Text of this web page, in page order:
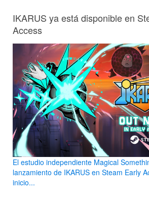
IKARUS ya está disponible en
Access
El estudio independiente Magical
lanzamiento de IKARUS en Steam Early
inicio...